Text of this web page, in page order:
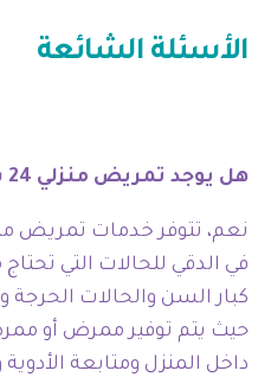
الأسئلة الشائعة
هل يوجد تمريض منزلي 24 ساعة في الدقي؟
في الدقي للحالات التي
كبار السن والحالات الحرجة
حيث يتم توفير ممرض أو
داخل المنزل ومتابعة